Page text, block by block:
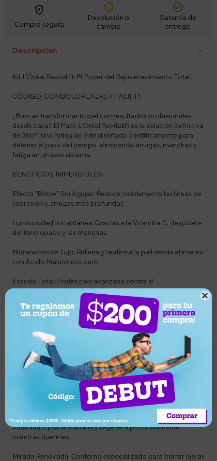

encrypted
Compra segura
cycle
Devolución o
cambio
check_circle
Garantía de
entrega
Descripción
Kit L'Oréal Revitalift: El Poder del Rejuvenecimiento Total
CÓDIGO: COMBOLOREALREVITALIFT1
¿Buscas transformar tu piel con resultados profesionales
desde casa? El Pack L'Oréal Revitalift es la solución definitiva
de 360°. Una rutina de élite diseñada científicamente para
detener el paso del tiempo, eliminando arrugas, manchas y
fatiga en un solo sistema.
BENEFICIOS IMPERDIBLES:
Efecto "Bótox" Sin Agujas: Reduce visiblemente las líneas de
expresión y arrugas más profundas.
Luminosidad Instantánea: Gracias a la Vitamina C, despídete
del tono opaco y las manchas.
Hidratación de Lujo: Rellena y reafirma la piel desde el interior
con Ácido Hialurónico puro.
Escudo Total: Protección avanzada contra el
fotoenvejecimiento con FPS 50+.
CIENCIA APLICADA A TU BELLEZA (Especificaciones)
Cada paso ha sido formulado para trabajar en sinergia
perfecta:
Limpieza Profunda: Gel Hidratante con Ácido Hialurónico
que prepara tu piel sin resecarla.
Doble Poder de Sérums: El Retinol Puro renueva la textura
nocturna, mientras el Ácido Hialurónico voluminiza tu rostro.
Día y Noche: Hidratación inteligente que ilumina con
Vitamina C por la mañana y regenera profundamente
mientras duermes.
Mirada Renovada: Contorno especializado para borrar ojeras